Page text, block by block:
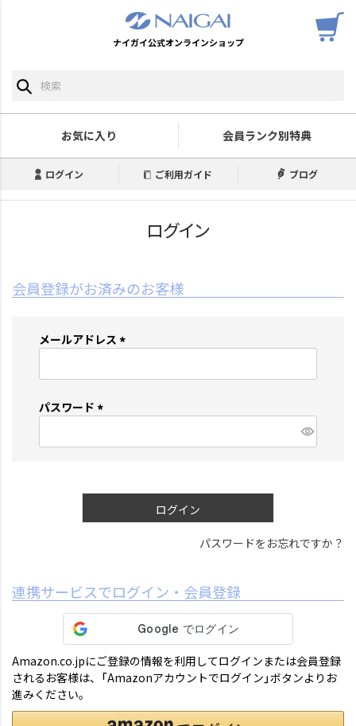
ナイガイ公式オンラインショップ
お気に入り 会員ランク別特典
ログイン ご利用ガイド ブログ
ログイン
会員登録がお済みのお客様
メールアドレス
必
パスワード
必
ログイン
パスワードをお忘れですか？
連携サービスでログイン・会員登録
Amazon.co.jpにご登録の情報を利用してログインまたは会員登録
されるお客様は、「Amazonアカウントでログイン」ボタンよりお
進みください。